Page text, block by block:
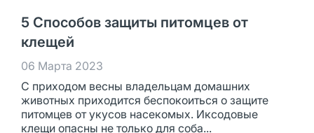
5 Способов защиты питомцев от
клещей
06 Марта 2023
С приходом весны владельцам домашних
животных приходится беспокоиться о защите
питомцев от укусов насекомых. Иксодовые
клещи опасны не только для соба...